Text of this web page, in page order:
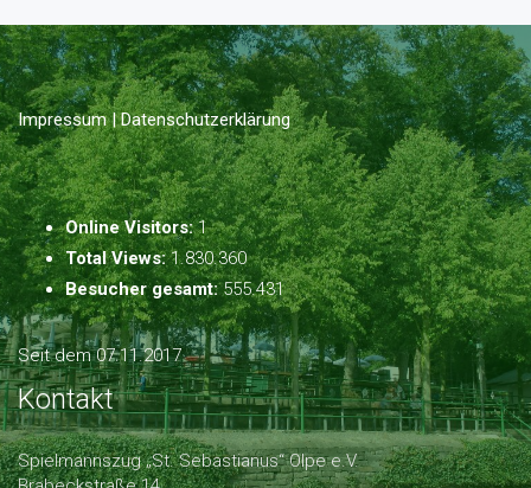
Impressum | Datenschutzerklärung
Online Visitors:1
Total Views:1.830.360
Besucher gesamt:555.431
Seit dem 07.11.2017
Kontakt
Spielmannszug „St. Sebastianus“ Olpe e.V.